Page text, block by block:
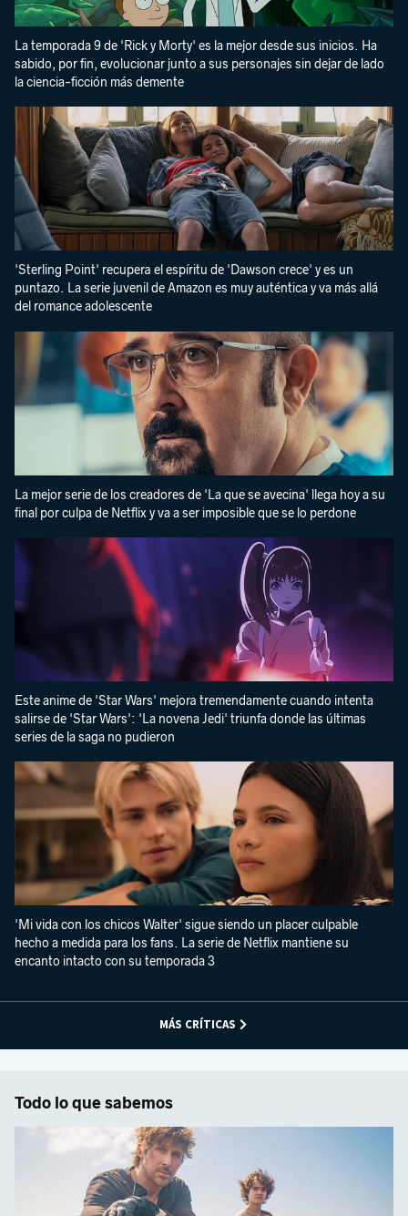
La temporada 9 de 'Rick y Morty' es la mejor desde sus inicios. Ha
sabido, por fin, evolucionar junto a sus personajes sin dejar de lado
la ciencia-ficción más demente
'Sterling Point' recupera el espíritu de 'Dawson crece' y es un
puntazo. La serie juvenil de Amazon es muy auténtica y va más allá
del romance adolescente
La mejor serie de los creadores de 'La que se avecina' llega hoy a su
final por culpa de Netflix y va a ser imposible que se lo perdone
Este anime de 'Star Wars' mejora tremendamente cuando intenta
salirse de 'Star Wars': 'La novena Jedi' triunfa donde las últimas
series de la saga no pudieron
'Mi vida con los chicos Walter' sigue siendo un placer culpable
hecho a medida para los fans. La serie de Netflix mantiene su
encanto intacto con su temporada 3
MÁS CRÍTICAS
Todo lo que sabemos